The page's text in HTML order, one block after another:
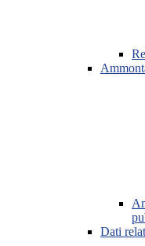
Dati